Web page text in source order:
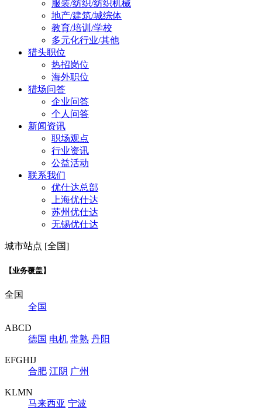
服装/纺织/纺织机械
地产/建筑/城综体
教育/培训/学校
多元化行业/其他
猎头职位
热招岗位
海外职位
猎场问答
企业问答
个人问答
新闻资讯
职场观点
行业资讯
公益活动
联系我们
优仕达总部
上海优仕达
苏州优仕达
无锡优仕达
城市站点 [全国]
【业务覆盖】
全国
全国
ABCD
德国 电机 常熟 丹阳
EFGHIJ
合肥 江阴 广州
KLMN
马来西亚 宁波